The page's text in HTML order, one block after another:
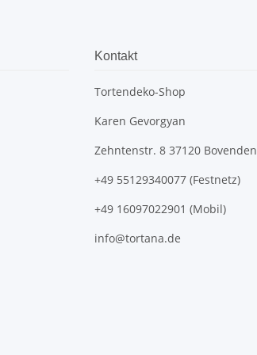
Kontakt
Tortendeko-Shop
Karen Gevorgyan
Zehntenstr. 8 37120 Bovenden
+49 55129340077 (Festnetz)
+49 16097022901 (Mobil)
info@tortana.de